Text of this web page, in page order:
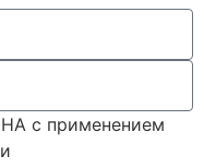
с применением
и